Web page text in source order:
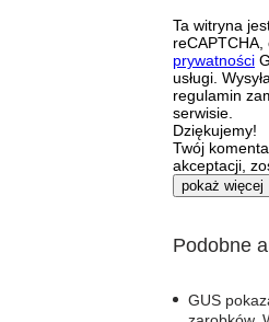
Ta witryna
prywatności
usługi.
regulamin
serwisie.
Dziękujemy!
Twój
akceptacji,
pokaż więcej
Podobne
GUS